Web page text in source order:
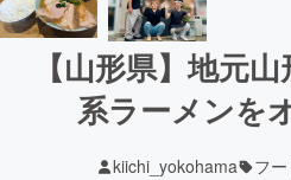
【山形県】地元
系ラーメンを
kiichi_yokohama フ